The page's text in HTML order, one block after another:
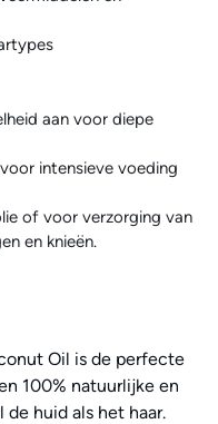
aan voor diepe
intensieve voeding
of voor verzorging van
en knieën.
Oil is de perfecte
100% natuurlijke en
huid als het haar.